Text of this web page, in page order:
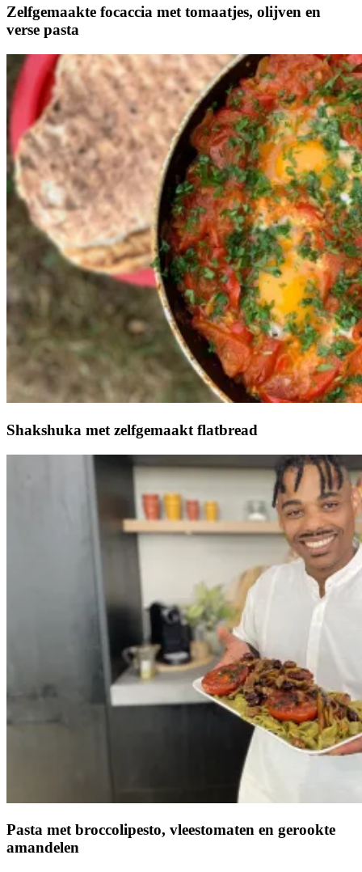
Zelfgemaakte focaccia met tomaatjes, olijven en
verse pasta
Shakshuka met zelfgemaakt flatbread
Pasta met broccolipesto, vleestomaten en gerookte
amandelen